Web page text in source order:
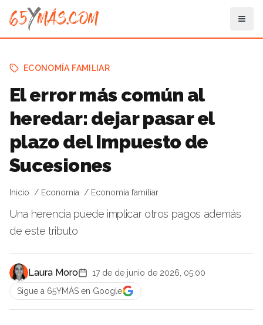
ECONOMÍA FAMILIAR
El error más común al
heredar: dejar pasar el
plazo del Impuesto de
Sucesiones
Inicio Economía Economía familiar
Una herencia puede implicar otros pagos además
de este tributo
Laura Moro
17 de de junio de 2026, 05:00
Sigue a 65YMÁS en Google